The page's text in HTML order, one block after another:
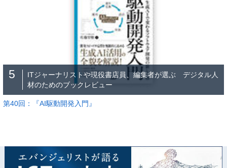
5
ITジャーナリストや現役書店員、編集者が選ぶ デジタル人
材のためのブックレビュー
第40回：『AI駆動開発入門』